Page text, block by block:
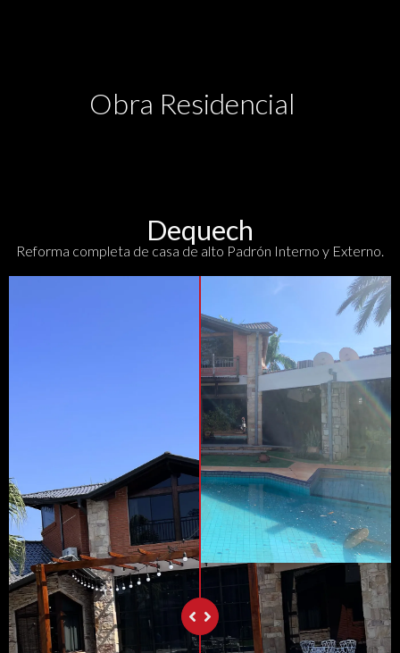
Obra Residencial
Dequech
Reforma completa de casa de alto Padrón Interno y Externo.